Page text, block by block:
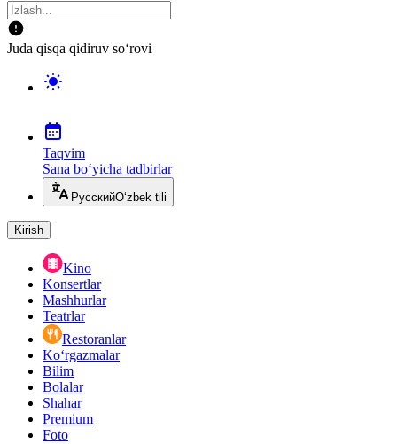
Juda qisqa qidiruv so‘rovi
Taqvim
Sana bo‘yicha tadbirlar
РусскийO‘zbek tili
Kirish
Kino
Konsertlar
Mashhurlar
Teatrlar
Restoranlar
Ko‘rgazmalar
Bilim
Bolalar
Shahar
Premium
Foto